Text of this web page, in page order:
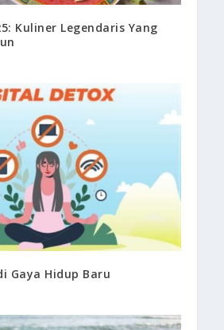
Kuliner Legendaris Yang
Gaya Hidup Baru